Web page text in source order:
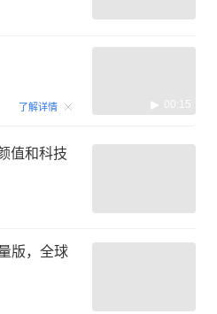
了解详情 00:15
值和科技
版，全球